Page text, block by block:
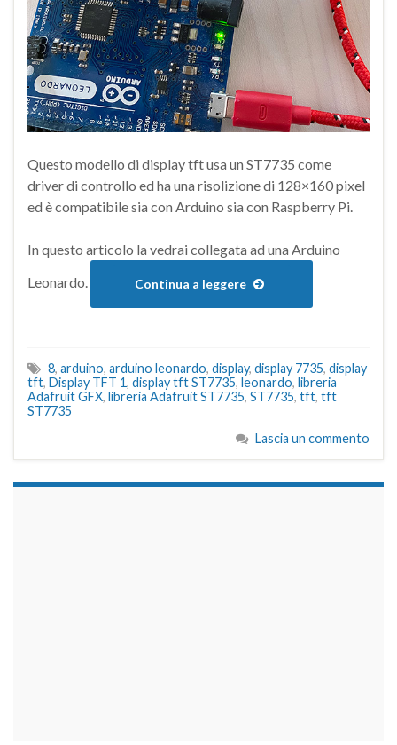
Questo modello di display tft usa un ST7735 come
driver di controllo ed ha una risolizione di 128×160 pixel
ed è compatibile sia con Arduino sia con Raspberry Pi.
In questo articolo la vedrai collegata ad una Arduino
Leonardo.
Continua a leggere
8, arduino, arduino leonardo, display, display 7735, display
tft, Display TFT 1, display tft ST7735, leonardo, libreria
Adafruit GFX, libreria Adafruit ST7735, ST7735, tft, tft
ST7735
Lascia un commento